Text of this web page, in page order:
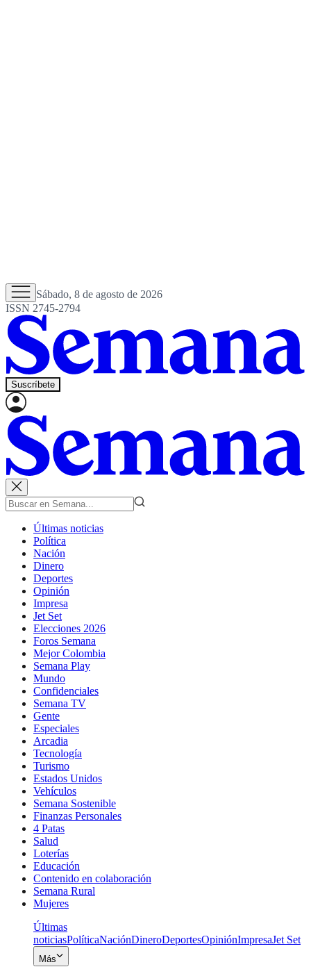
Sábado, 8 de agosto de 2026
ISSN 2745-2794
Suscríbete
Últimas noticias
Política
Nación
Dinero
Deportes
Opinión
Impresa
Jet Set
Elecciones 2026
Foros Semana
Mejor Colombia
Semana Play
Mundo
Confidenciales
Semana TV
Gente
Especiales
Arcadia
Tecnología
Turismo
Estados Unidos
Vehículos
Semana Sostenible
Finanzas Personales
4 Patas
Salud
Loterías
Educación
Contenido en colaboración
Semana Rural
Mujeres
Últimas
noticiasPolíticaNaciónDineroDeportesOpiniónImpresaJet Set
Más